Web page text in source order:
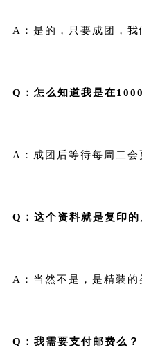
A：是的，只要成团，
Q：怎么知道我是在
A：成团后等待每周二会
Q：这个资料就是复印的
A：当然不是，是精装的
Q：我需要支付邮费么？